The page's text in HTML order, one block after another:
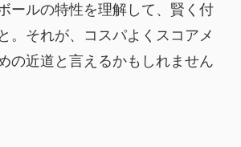
ールの特性を理解して、賢く付
。それが、コスパよくスコアメ
の近道と言えるかもしれません